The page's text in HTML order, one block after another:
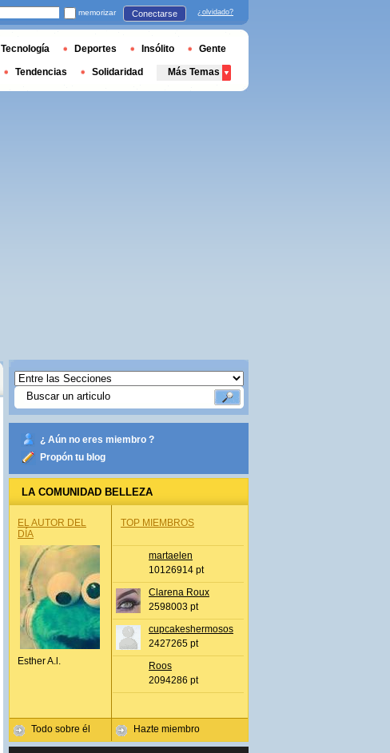
¿ Aún no eres miembro ?
Propón tu blog
LA COMUNIDAD BELLEZA
EL AUTOR DEL
DÍA
Esther A.l.
Todo sobre él
TOP MIEMBROS
martaelen
10126914 pt
Clarena Roux
2598003 pt
cupcakeshermosos
2427265 pt
Roos
2094286 pt
Hazte miembro
memorizar Conectarse ¿olvidado?
Tecnología Deportes Insólito Gente
Tendencias Solidaridad Más Temas